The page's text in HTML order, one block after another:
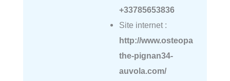
+33785653836
Site internet :
http://www.osteopa
the-pignan34-
auvola.com/